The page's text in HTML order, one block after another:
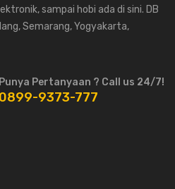
sampai hobi ada di sini. DB
Semarang, Yogyakarta,
Punya Pertanyaan ? Call us 24/7!
0899-9373-777